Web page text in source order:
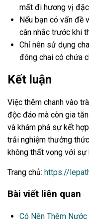
mất đi hương vị
Nếu bạn có vấn đề
cân nhắc trước khi
Chỉ nên sử dụng
đóng chai có chứa
Kết luận
Việc thêm chanh vào
độc đáo mà còn gia
và khám phá sự kết
trải nghiệm thưởng
không thất vọng với
Trang chủ: https://
Bài viết liên quan
Có Nên Thêm